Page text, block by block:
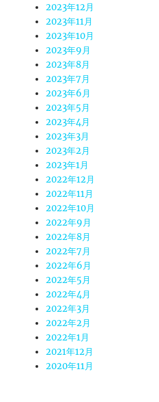
2023年12月
2023年11月
2023年10月
2023年9月
2023年8月
2023年7月
2023年6月
2023年5月
2023年4月
2023年3月
2023年2月
2023年1月
2022年12月
2022年11月
2022年10月
2022年9月
2022年8月
2022年7月
2022年6月
2022年5月
2022年4月
2022年3月
2022年2月
2022年1月
2021年12月
2020年11月